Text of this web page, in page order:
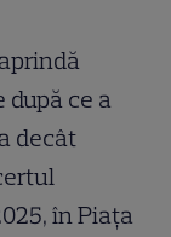
ce a
decât
în Piața